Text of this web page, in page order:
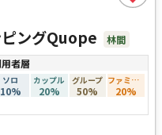
ングQuope
林間
者層
ソロ
10%
カップル
20%
グループ
50%
ファミリー
20%